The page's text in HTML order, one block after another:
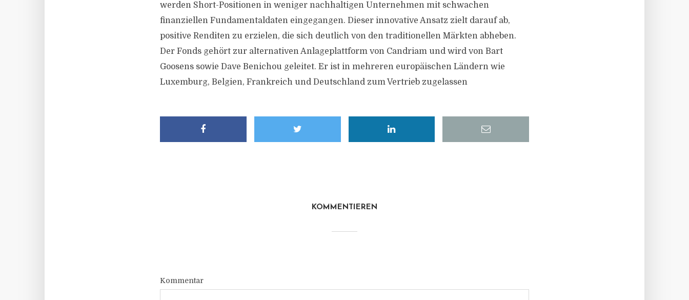
werden Short-Positionen in weniger nachhaltigen Unternehmen mit schwachen
finanziellen Fundamentaldaten eingegangen. Dieser innovative Ansatz zielt darauf ab,
positive Renditen zu erzielen, die sich deutlich von den traditionellen Märkten abheben.
Der Fonds gehört zur alternativen Anlageplattform von Candriam und wird von Bart
Goosens sowie Dave Benichou geleitet. Er ist in mehreren europäischen Ländern wie
Luxemburg, Belgien, Frankreich und Deutschland zum Vertrieb zugelassen
KOMMENTIEREN
Kommentar